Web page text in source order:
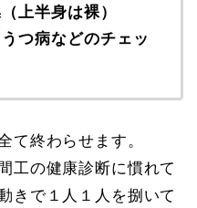
上半身は裸）
つ病などのチェッ
て終わらせます。
工の健康診断に慣れて
きで１人１人を捌いて